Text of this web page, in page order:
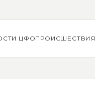
ЦФОПРОИСШЕСТВИЯ